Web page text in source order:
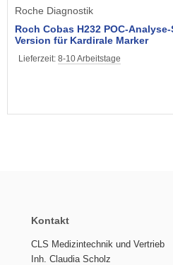
Roche Diagnostik
Roch Cobas H232 POC-
Version für Kardirale Marker
Lieferzeit: 8-10 Arbeitstage
Kontakt
CLS Medizintechnik und Vertrieb
Inh. Claudia Scholz